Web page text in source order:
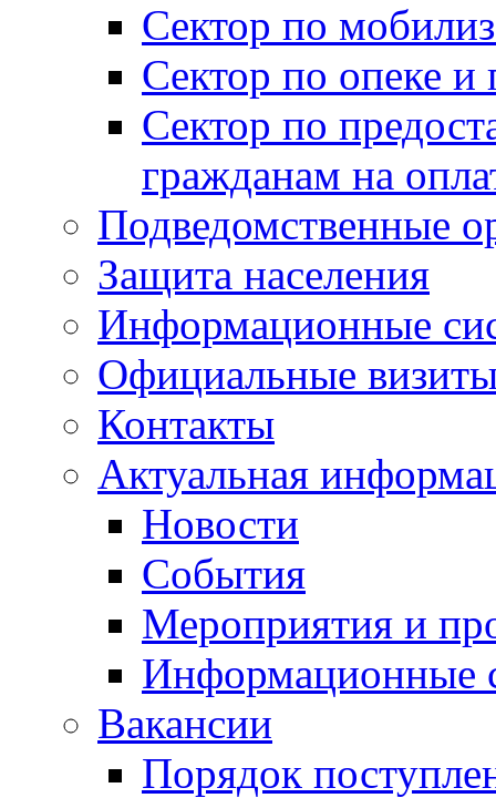
Сектор по
Сектор по опеке и
Сектор по
гражданам на
Подведомственные
Защита населения
Информационные
Официальные
Контакты
Актуальная
Новости
События
Мероприятия и
Информационные
Вакансии
Порядок